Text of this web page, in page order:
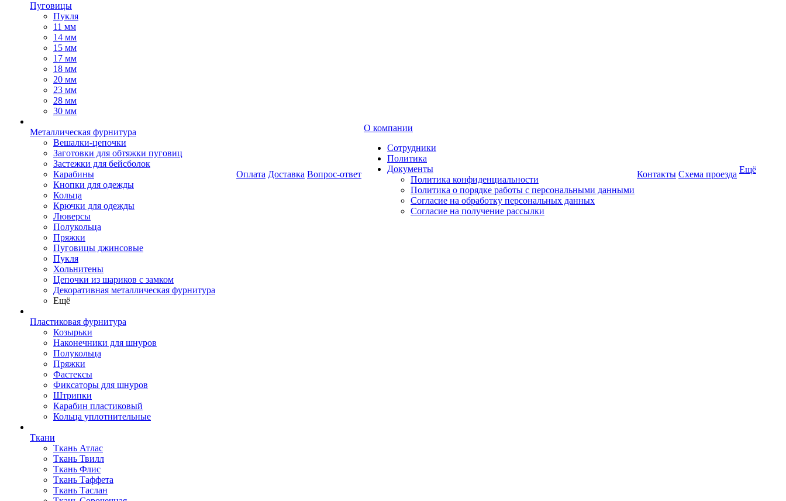
Пуговицы
Пукля
11 мм
14 мм
15 мм
17 мм
18 мм
20 мм
23 мм
28 мм
30 мм
Металлическая фурнитура
Вешалки-цепочки
Заготовки для обтяжки пуговиц
Застежки для бейсболок
Карабины
Кнопки для одежды
Кольца
Крючки для одежды
Люверсы
Полукольца
Пряжки
Пуговицы джинсовые
Пукля
Хольнитены
Цепочки из шариков с замком
Декоративная металлическая фурнитура
Ещё
Пластиковая фурнитура
Козырьки
Наконечники для шнуров
Полукольца
Пряжки
Фастексы
Фиксаторы для шнуров
Штрипки
Карабин пластиковый
Кольца уплотнительные
Ткани
Ткань Атлас
Ткань Твилл
Ткань Флис
Ткань Таффета
Ткань Таслан
Оплата Доставка Вопрос-ответ
О компании
Сотрудники
Политика
Документы
Политика конфиденциальности
Политика о порядке работы с персональными данными
Согласие на обработку персональных данных
Согласие на получение рассылки
Контакты Схема проезда Ещё